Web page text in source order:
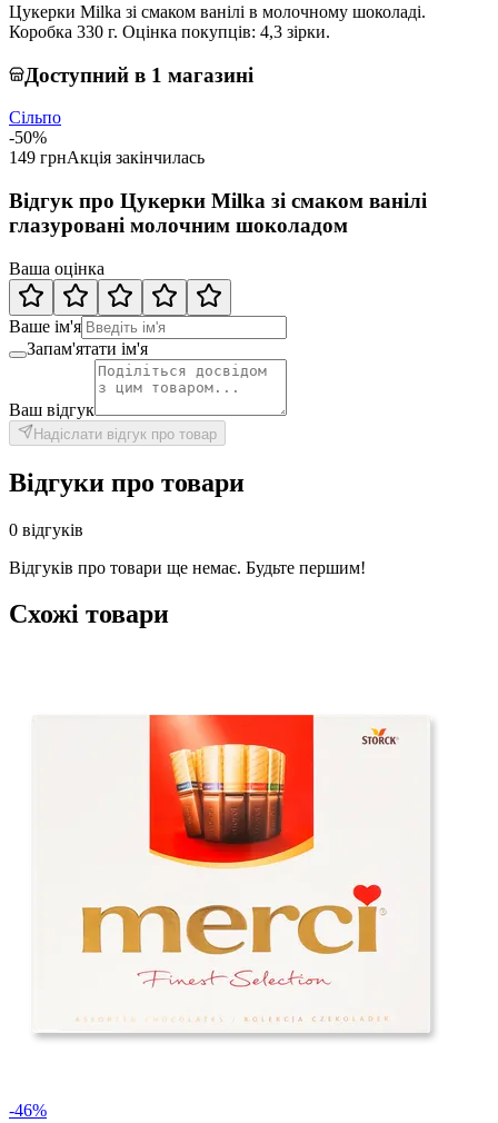
Цукерки Milka зі смаком ванілі в молочному шоколаді.
Коробка 330 г. Оцінка покупців: 4,3 зірки.
Доступний в 1 магазині
Сільпо
-50%
149 грнАкція закінчилась
Відгук про Цукерки Milka зі смаком ванілі
глазуровані молочним шоколадом
Ваша оцінка
Ваше ім'я
Запам'ятати ім'я
Ваш відгук
Надіслати відгук про товар
Відгуки про товари
0 відгуків
Відгуків про товари ще немає. Будьте першим!
Схожі товари
-46%